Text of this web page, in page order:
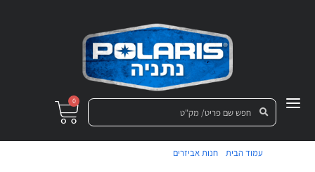
0
עמוד הבית /חנות אביזרים